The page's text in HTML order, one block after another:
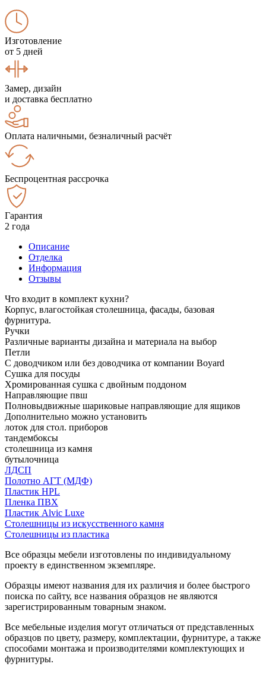
Изготовление
от 5 дней
Замер, дизайн
и доставка бесплатно
Оплата наличными, безналичный расчёт
Беспроцентная рассрочка
Гарантия
2 года
Описание
Отделка
Информация
Отзывы
Что входит в комплект кухни?
Корпус, влагостойкая столешница, фасады, базовая
фурнитура.
Ручки
Различные варианты дизайна и материала на выбор
Петли
С доводчиком или без доводчика от компании Boyard
Сушка для посуды
Хромированная сушка с двойным поддоном
Направляющие пвш
Полновыдвижные шариковые направляющие для ящиков
Дополнительно можно установить
лоток для стол. приборов
тандембоксы
столешница из камня
бутылочница
ЛДСП
Полотно АГТ (МДФ)
Пластик HPL
Пленка ПВХ
Пластик Alvic Luxe
Столешницы из искусственного камня
Столешницы из пластика
Все образцы мебели изготовлены по индивидуальному
проекту в единственном экземпляре.
Образцы имеют названия для их различия и более быстрого
поиска по сайту, все названия образцов не являются
зарегистрированным товарным знаком.
Все мебельные изделия могут отличаться от представленных
образцов по цвету, размеру, комплектации, фурнитуре, а также
способами монтажа и производителями комплектующих и
фурнитуры.